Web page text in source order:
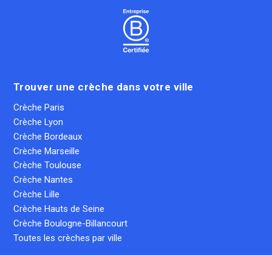
Trouver une crèche dans votre ville
Crèche Paris
Crèche Lyon
Crèche Bordeaux
Crèche Marseille
Crèche Toulouse
Crèche Nantes
Crèche Lille
Crèche Hauts de Seine
Crèche Boulogne-Billancourt
Toutes les crèches par ville